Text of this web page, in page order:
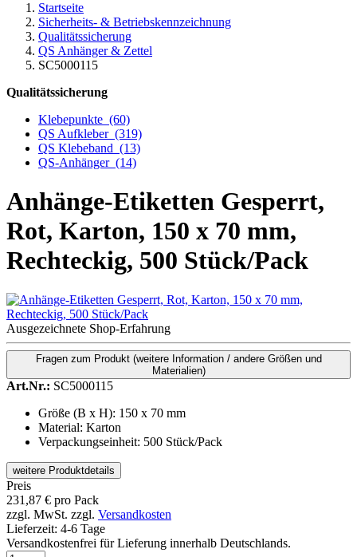
Startseite
Sicherheits- & Betriebskennzeichnung
Qualitätssicherung
QS Anhänger & Zettel
SC5000115
Qualitätssicherung
Klebepunkte (60)
QS Aufkleber (319)
QS Klebeband (13)
QS-Anhänger (14)
Anhänge-Etiketten Gesperrt,
Rot, Karton, 150 x 70 mm,
Rechteckig, 500 Stück/Pack
Ausgezeichnete Shop-Erfahrung
Fragen zum Produkt (weitere Information / andere Größen und
Materialien)
Art.Nr.: SC5000115
Größe (B x H): 150 x 70 mm
Material: Karton
Verpackungseinheit: 500 Stück/Pack
weitere Produktdetails
Preis
231,87 € pro Pack
zzgl. MwSt. zzgl. Versandkosten
Lieferzeit: 4-6 Tage
Versandkostenfrei für Lieferung innerhalb Deutschlands.